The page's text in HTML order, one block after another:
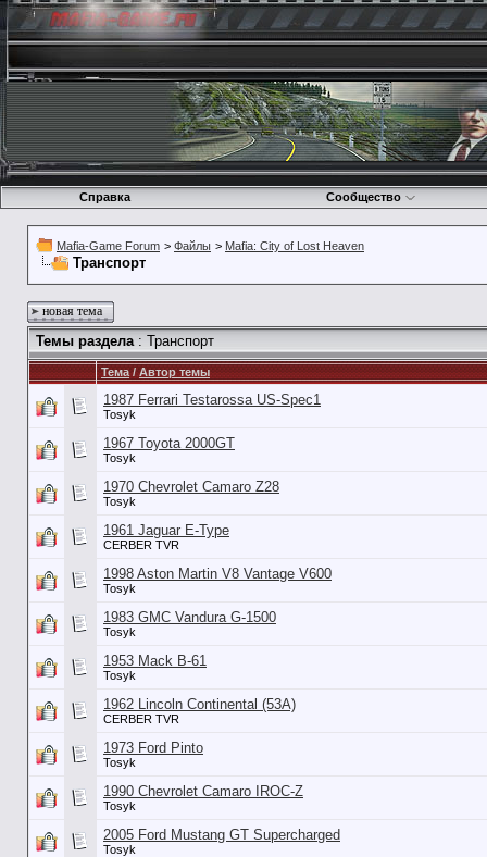
Справка Сообщество
Mafia-Game Forum > Файлы > Mafia: City of Lost Heaven
Транспорт
новая тема
Темы раздела: Транспорт
Тема/Автор темы
1987 Ferrari Testarossa US-Spec1
Tosyk
1967 Toyota 2000GT
Tosyk
1970 Chevrolet Camaro Z28
Tosyk
1961 Jaguar E-Type
CERBER TVR
1998 Aston Martin V8 Vantage V600
Tosyk
1983 GMC Vandura G-1500
Tosyk
1953 Mack B-61
Tosyk
1962 Lincoln Continental (53А)
CERBER TVR
1973 Ford Pinto
Tosyk
1990 Chevrolet Camaro IROC-Z
Tosyk
2005 Ford Mustang GT Supercharged
Tosyk